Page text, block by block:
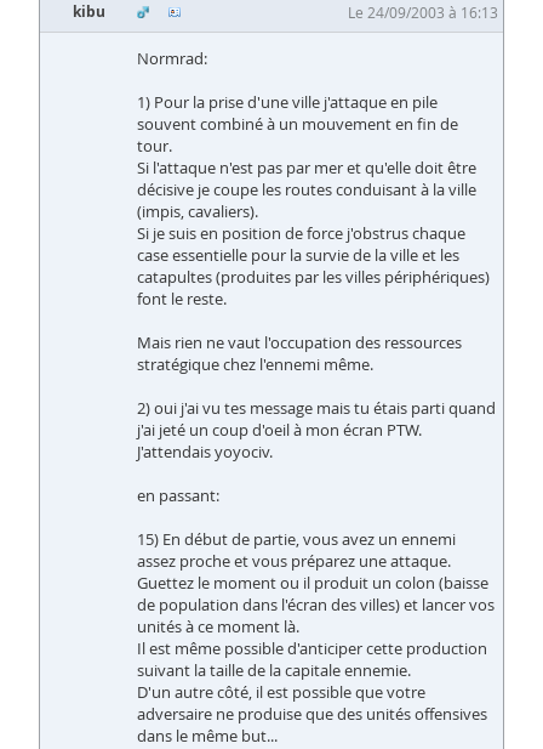
kibu
Le 24/09/2003 à 16:13
Normrad:
1) Pour la prise d'une ville j'attaque en pile
souvent combiné à un mouvement en fin de
tour.
Si l'attaque n'est pas par mer et qu'elle doit être
décisive je coupe les routes conduisant à la ville
(impis, cavaliers).
Si je suis en position de force j'obstrus chaque
case essentielle pour la survie de la ville et les
catapultes (produites par les villes périphériques)
font le reste.
Mais rien ne vaut l'occupation des ressources
stratégique chez l'ennemi même.
2) oui j'ai vu tes message mais tu étais parti quand
j'ai jeté un coup d'oeil à mon écran PTW.
J'attendais yoyociv.
en passant:
15) En début de partie, vous avez un ennemi
assez proche et vous préparez une attaque.
Guettez le moment ou il produit un colon (baisse
de population dans l'écran des villes) et lancer vos
unités à ce moment là.
Il est même possible d'anticiper cette production
suivant la taille de la capitale ennemie.
D'un autre côté, il est possible que votre
adversaire ne produise que des unités offensives
dans le même but...